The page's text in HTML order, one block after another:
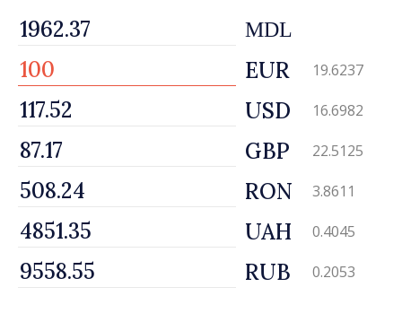
MDL
EUR 19.6237
USD 16.6982
GBP 22.5125
RON 3.8611
UAH 0.4045
RUB 0.2053